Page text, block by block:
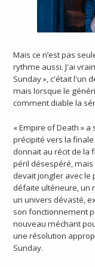
Mais ce n’est pas
rythme aussi. J'ai
Sunday », c'était l'un
mais lorsque le
comment diable la
« Empire of Death »
précipité vers la
donnait au récit de la
péril désespéré,
devait jongler avec le
défaite ultérieure, un
un univers dévasté,
son fonctionnement
nouveau méchant
une résolution
Sunday.